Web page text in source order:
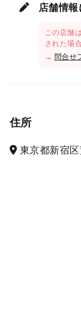
店舗情報
この店舗
された場
→ 問合せ
住所
東京都新宿